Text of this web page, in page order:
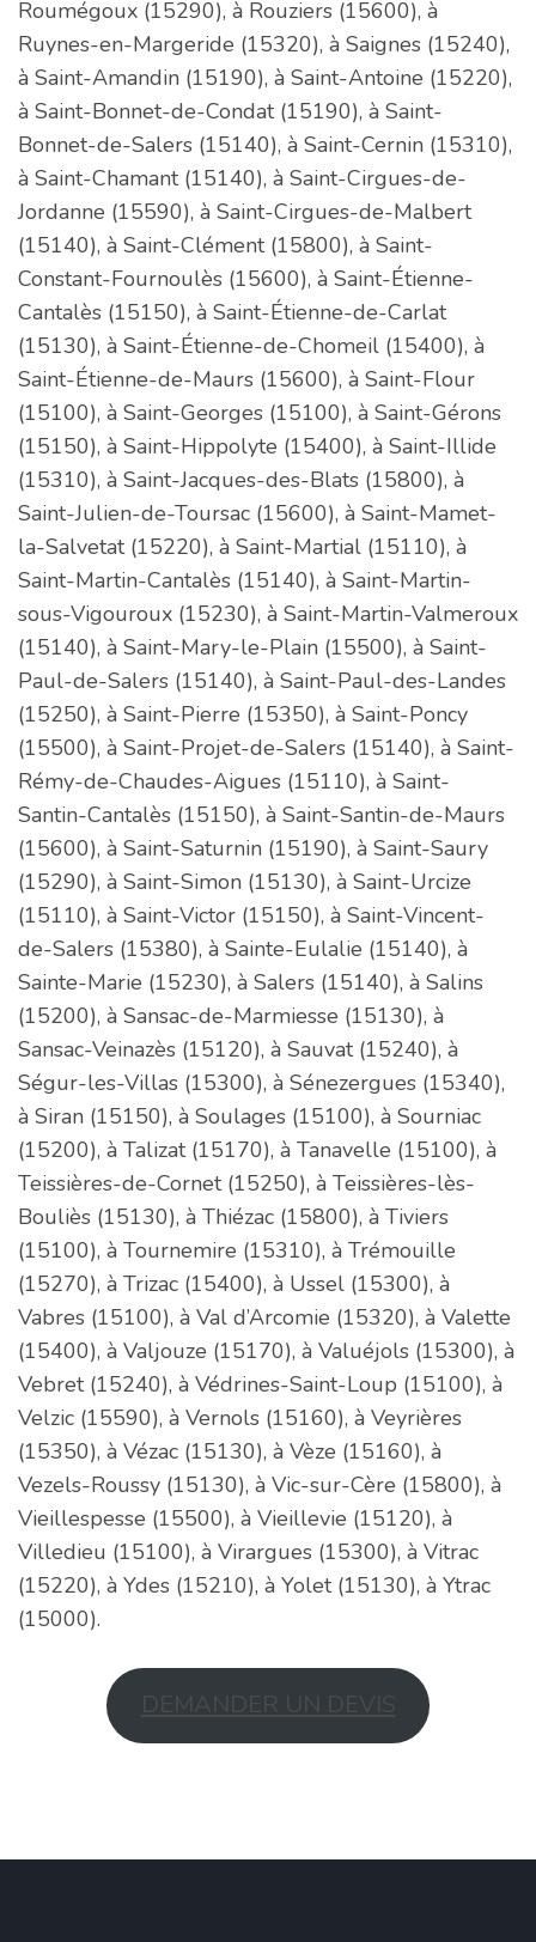
Roumégoux (15290), à Rouziers (15600), à
Ruynes-en-Margeride (15320), à Saignes (15240),
à Saint-Amandin (15190), à Saint-Antoine (15220),
à Saint-Bonnet-de-Condat (15190), à Saint-
Bonnet-de-Salers (15140), à Saint-Cernin (15310),
à Saint-Chamant (15140), à Saint-Cirgues-de-
Jordanne (15590), à Saint-Cirgues-de-Malbert
(15140), à Saint-Clément (15800), à Saint-
Constant-Fournoulès (15600), à Saint-Étienne-
Cantalès (15150), à Saint-Étienne-de-Carlat
(15130), à Saint-Étienne-de-Chomeil (15400), à
Saint-Étienne-de-Maurs (15600), à Saint-Flour
(15100), à Saint-Georges (15100), à Saint-Gérons
(15150), à Saint-Hippolyte (15400), à Saint-Illide
(15310), à Saint-Jacques-des-Blats (15800), à
Saint-Julien-de-Toursac (15600), à Saint-Mamet-
la-Salvetat (15220), à Saint-Martial (15110), à
Saint-Martin-Cantalès (15140), à Saint-Martin-
sous-Vigouroux (15230), à Saint-Martin-Valmeroux
(15140), à Saint-Mary-le-Plain (15500), à Saint-
Paul-de-Salers (15140), à Saint-Paul-des-Landes
(15250), à Saint-Pierre (15350), à Saint-Poncy
(15500), à Saint-Projet-de-Salers (15140), à Saint-
Rémy-de-Chaudes-Aigues (15110), à Saint-
Santin-Cantalès (15150), à Saint-Santin-de-Maurs
(15600), à Saint-Saturnin (15190), à Saint-Saury
(15290), à Saint-Simon (15130), à Saint-Urcize
(15110), à Saint-Victor (15150), à Saint-Vincent-
de-Salers (15380), à Sainte-Eulalie (15140), à
Sainte-Marie (15230), à Salers (15140), à Salins
(15200), à Sansac-de-Marmiesse (15130), à
Sansac-Veinazès (15120), à Sauvat (15240), à
Ségur-les-Villas (15300), à Sénezergues (15340),
à Siran (15150), à Soulages (15100), à Sourniac
(15200), à Talizat (15170), à Tanavelle (15100), à
Teissières-de-Cornet (15250), à Teissières-lès-
Bouliès (15130), à Thiézac (15800), à Tiviers
(15100), à Tournemire (15310), à Trémouille
(15270), à Trizac (15400), à Ussel (15300), à
Vabres (15100), à Val d’Arcomie (15320), à Valette
(15400), à Valjouze (15170), à Valuéjols (15300), à
Vebret (15240), à Védrines-Saint-Loup (15100), à
Velzic (15590), à Vernols (15160), à Veyrières
(15350), à Vézac (15130), à Vèze (15160), à
Vezels-Roussy (15130), à Vic-sur-Cère (15800), à
Vieillespesse (15500), à Vieillevie (15120), à
Villedieu (15100), à Virargues (15300), à Vitrac
(15220), à Ydes (15210), à Yolet (15130), à Ytrac
(15000).
DEMANDER UN DEVIS